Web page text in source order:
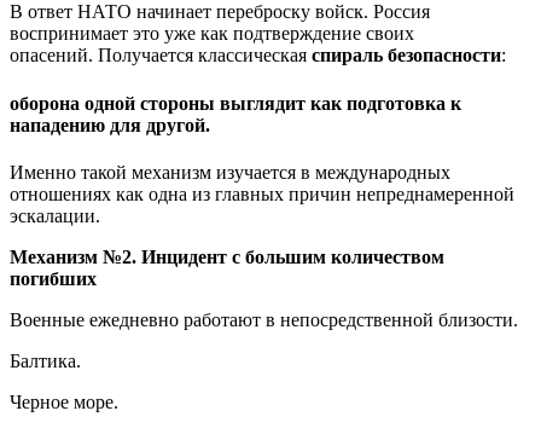
В ответ НАТО начинает переброску войск. Россия
воспринимает это уже как подтверждение своих
опасений. Получается классическая спираль безопасности:
оборона одной стороны выглядит как подготовка к
нападению для другой.
Именно такой механизм изучается в международных
отношениях как одна из главных причин непреднамеренной
эскалации.
Механизм №2. Инцидент с большим количеством
погибших
Военные ежедневно работают в непосредственной близости.
Балтика.
Черное море.